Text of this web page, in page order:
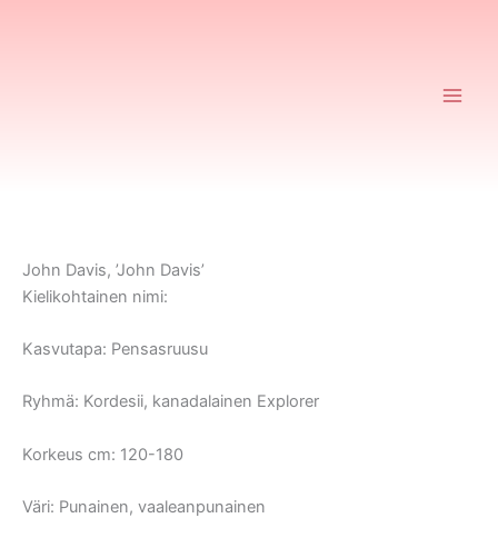
John Davis, ’John Davis’
Kielikohtainen nimi:
Kasvutapa: Pensasruusu
Ryhmä: Kordesii, kanadalainen Explorer
Korkeus cm: 120-180
Väri: Punainen, vaaleanpunainen